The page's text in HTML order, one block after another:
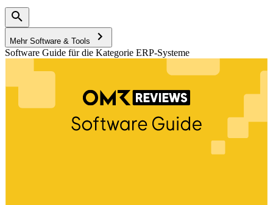
Mehr Software & Tools
Software Guide für die Kategorie ERP-Systeme